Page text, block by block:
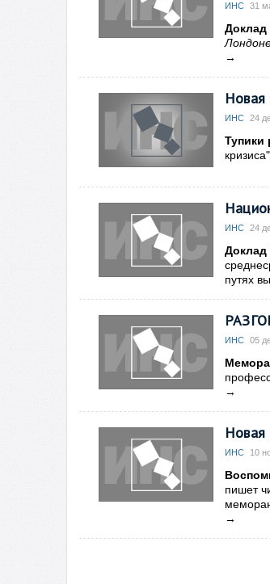
ИНС 31
Доклад
→
Новая
ИНС 24
Тупики
кризиса
ИНС 24
Доклад
путях
ИНС 05
→
Новая
ИНС 10
пишет
→